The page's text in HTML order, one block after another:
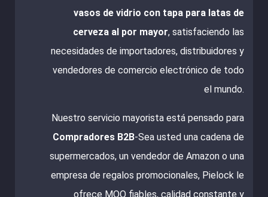
vasos de vidrio con tapa para latas de
cerveza al por mayor, satisfaciendo las
necesidades de importadores, distribuidores y
vendedores de comercio electrónico de todo
el mundo.
Nuestro servicio mayorista está pensado para
Compradores B2B-Sea usted una cadena de
supermercados, un vendedor de Amazon o una
empresa de regalos promocionales, Pielock le
ofrece MOQ fiables, calidad constante y